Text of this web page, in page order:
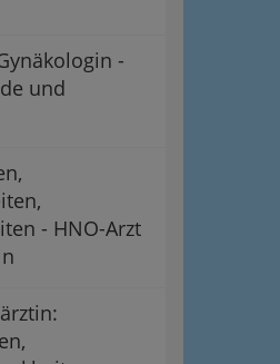
-
und
- HNO-Arzt